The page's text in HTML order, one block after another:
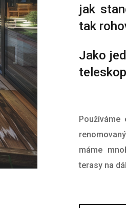
jak
tak
Jako
máme
terasy na